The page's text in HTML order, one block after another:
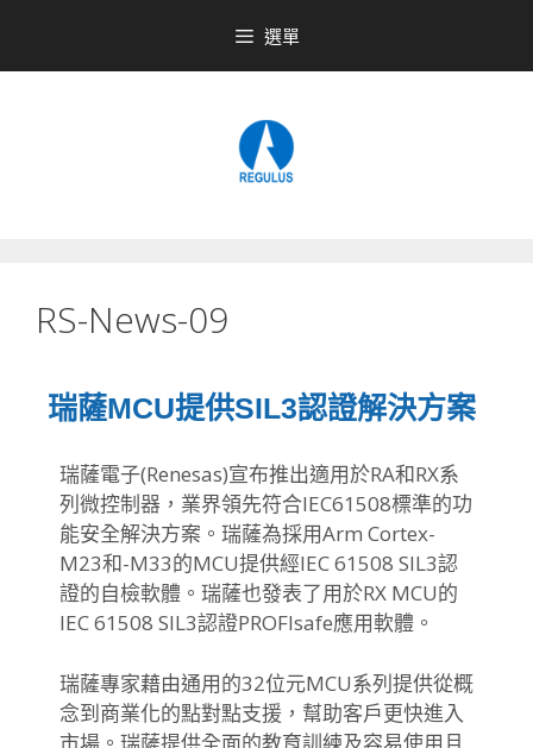
選單
RS-News-09
瑞薩MCU提供SIL3認證解決方案
瑞薩電子(Renesas)宣布推出適用於RA和RX系
列微控制器，業界領先符合IEC61508標準的功
能安全解決方案。瑞薩為採用Arm Cortex-
M23和-M33的MCU提供經IEC 61508 SIL3認
證的自檢軟體。瑞薩也發表了用於RX MCU的
IEC 61508 SIL3認證PROFIsafe應用軟體。
瑞薩專家藉由通用的32位元MCU系列提供從概
念到商業化的點對點支援，幫助客戶更快進入
市場。瑞薩提供全面的教育訓練及容易使用且